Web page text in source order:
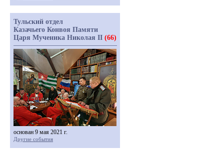
Тульский отдел
Казачьего Конвоя Памяти
Царя Мученика Николая II (66)
основан 9 мая 2021 г.
Другие события